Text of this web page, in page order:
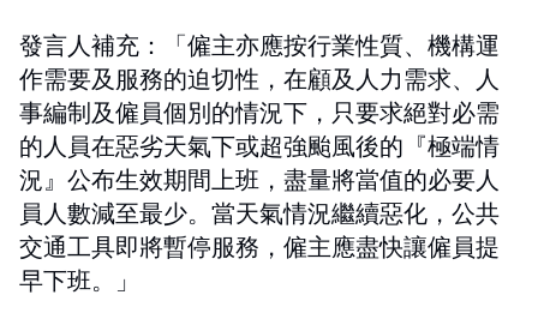
發言人補充：「僱主亦應按行業性質、機構運
作需要及服務的迫切性，在顧及人力需求、人
事編制及僱員個別的情況下，只要求絕對必需
的人員在惡劣天氣下或超強颱風後的『極端情
況』公布生效期間上班，盡量將當值的必要人
員人數減至最少。當天氣情況繼續惡化，公共
交通工具即將暫停服務，僱主應盡快讓僱員提
早下班。」